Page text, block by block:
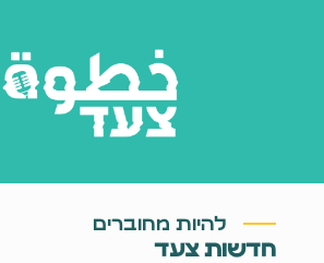
להיות מחוברים
חדשות צעד